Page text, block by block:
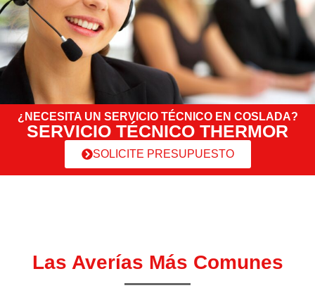
¿NECESITA UN SERVICIO TÉCNICO EN COSLADA?
SERVICIO TÉCNICO THERMOR
SOLICITE PRESUPUESTO
Las Averías Más Comunes